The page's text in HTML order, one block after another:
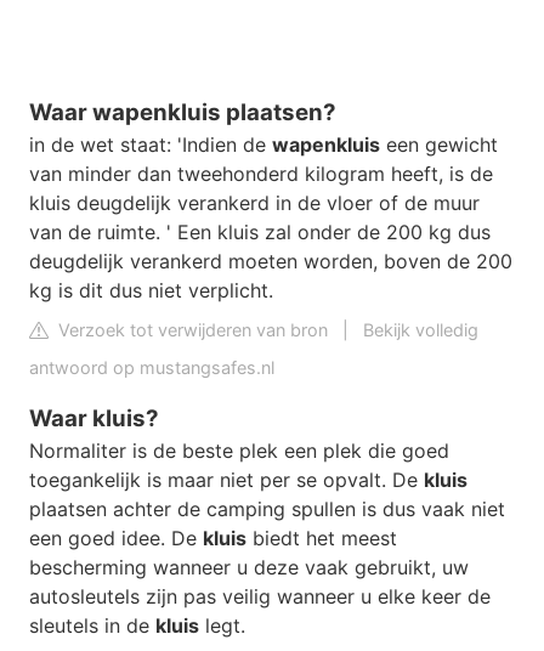
Waar wapenkluis plaatsen?
in de wet staat: 'Indien de wapenkluis een gewicht
van minder dan tweehonderd kilogram heeft, is de
kluis deugdelijk verankerd in de vloer of de muur
van de ruimte. ' Een kluis zal onder de 200 kg dus
deugdelijk verankerd moeten worden, boven de 200
kg is dit dus niet verplicht.
Verzoek tot verwijderen van bron
Bekijk volledig
antwoord op mustangsafes.nl
Waar kluis?
Normaliter is de beste plek een plek die goed
toegankelijk is maar niet per se opvalt. De kluis
plaatsen achter de camping spullen is dus vaak niet
een goed idee. De kluis biedt het meest
bescherming wanneer u deze vaak gebruikt, uw
autosleutels zijn pas veilig wanneer u elke keer de
sleutels in de kluis legt.